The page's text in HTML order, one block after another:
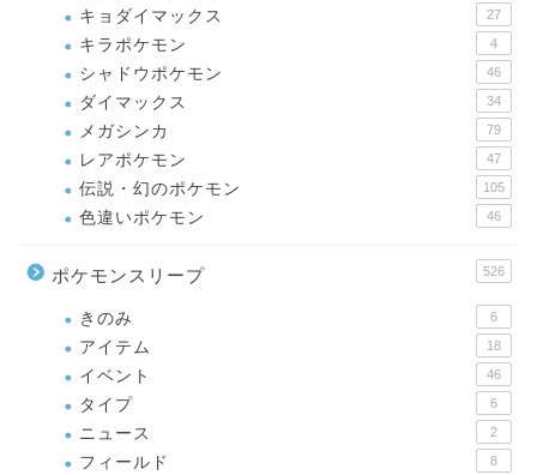
キョダイマックス 27
キラポケモン 4
シャドウポケモン 46
ダイマックス 34
メガシンカ 79
レアポケモン 47
伝説・幻のポケモン 105
色違いポケモン 46
ポケモンスリープ 526
きのみ 6
アイテム 18
イベント 46
タイプ 6
ニュース 2
フィールド 8